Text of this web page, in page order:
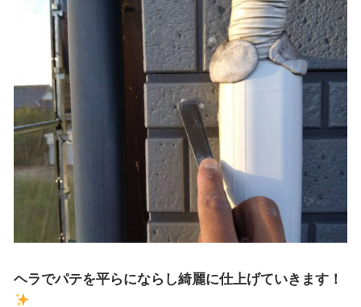
ヘラでパテを平らにならし綺麗に仕上げていきます！